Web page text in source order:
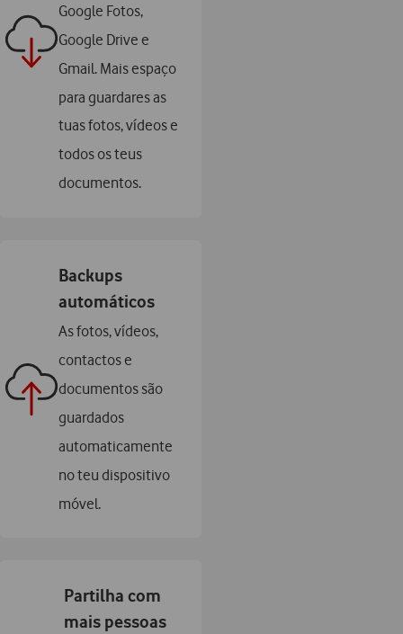
Google Fotos,
Google Drive e
Gmail. Mais espaço
para guardares as
tuas fotos, vídeos e
todos os teus
documentos.
Backups
automáticos
As fotos, vídeos,
contactos e
documentos são
guardados
automaticamente
no teu dispositivo
móvel.
Partilha com
mais pessoas